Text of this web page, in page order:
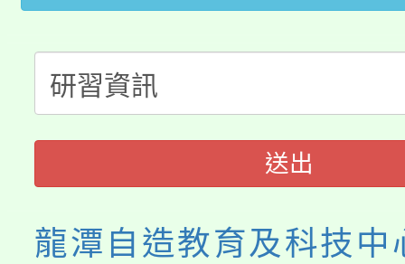
半價優惠，詳情可洽有
者。
份教師增能研習
份教師研習
淨零綠生活教案入校路
會
115年食農教育專業人
程
送出
龍潭自造教育及科技